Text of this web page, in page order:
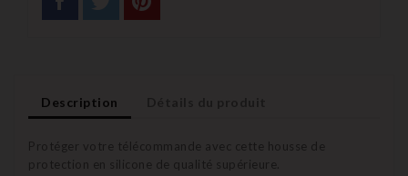
Description
Protéger votre télécommande avec cette housse de
protection en silicone de qualité supérieure.